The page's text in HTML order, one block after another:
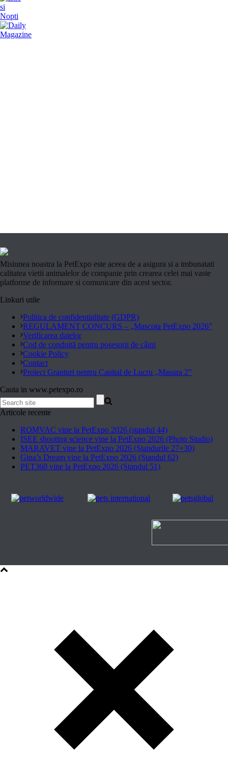
Misiunea noastra la PetExpo este aceea de a asigura si a imbunatati
calitatea vietii animalelor de companie prin crearea celei mai vaste
platforme de informare si comunicare din acest sector.
Linkuri utile
Politica de confidentialitate (GDPR)
REGULAMENT CONCURS – „Mascota PetExpo 2026”
Verificarea datelor
Cod de conduită pentru posesorii de câini
Cookie Policy
Contact
Proiect Granturi pentru Capital de Lucru „Masura 2”
Cauta in www.petexpo.ro
Articole recente
ROMVAC vine la PetExpo 2026 (standul 44)
ISEE shooting science vine la PetExpo 2026 (Photo Studio)
MARAVET vine la PetExpo 2026 (Standurile 27+30)
Gina’s Dream vine la PetExpo 2026 (Standul 62)
PET360 vine la PetExpo 2026 (Standul 51)